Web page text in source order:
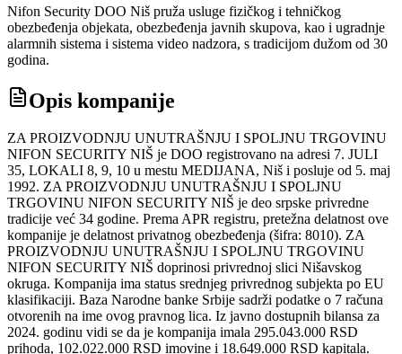
Nifon Security DOO Niš pruža usluge fizičkog i tehničkog
obezbeđenja objekata, obezbeđenja javnih skupova, kao i ugradnje
alarmnih sistema i sistema video nadzora, s tradicijom dužom od 30
godina.
Opis kompanije
ZA PROIZVODNJU UNUTRAŠNJU I SPOLJNU TRGOVINU
NIFON SECURITY NIŠ je DOO registrovano na adresi 7. JULI
35, LOKALI 8, 9, 10 u mestu MEDIJANA, Niš i posluje od 5. maj
1992. ZA PROIZVODNJU UNUTRAŠNJU I SPOLJNU
TRGOVINU NIFON SECURITY NIŠ je deo srpske privredne
tradicije već 34 godine. Prema APR registru, pretežna delatnost ove
kompanije je delatnost privatnog obezbeđenja (šifra: 8010). ZA
PROIZVODNJU UNUTRAŠNJU I SPOLJNU TRGOVINU
NIFON SECURITY NIŠ doprinosi privrednoj slici Nišavskog
okruga. Kompanija ima status srednjeg privrednog subjekta po EU
klasifikaciji. Baza Narodne banke Srbije sadrži podatke o 7 računa
otvorenih na ime ovog pravnog lica. Iz javno dostupnih bilansa za
2024. godinu vidi se da je kompanija imala 295.043.000 RSD
prihoda, 102.022.000 RSD imovine i 18.649.000 RSD kapitala.